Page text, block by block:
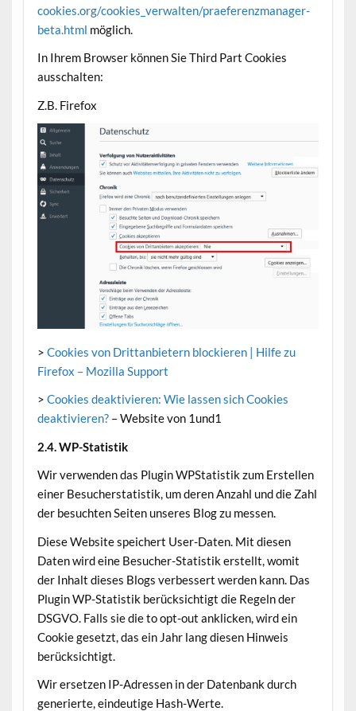
cookies.org/cookies_verwalten/praeferenzmanager-
beta.html möglich.
In Ihrem Browser können Sie Third Part Cookies
ausschalten:
Z.B. Firefox
> Cookies von Drittanbietern blockieren | Hilfe zu
Firefox – Mozilla Support
> Cookies deaktivieren: Wie lassen sich Cookies
deaktivieren?– Website von 1und1
2.4. WP-Statistik
Wir verwenden das Plugin WPStatistik zum Erstellen
einer Besucherstatistik, um deren Anzahl und die Zahl
der besuchten Seiten unseres Blog zu messen.
Diese Website speichert User-Daten. Mit diesen
Daten wird eine Besucher-Statistik erstellt, womit
der Inhalt dieses Blogs verbessert werden kann. Das
Plugin WP-Statistik berücksichtigt die Regeln der
DSGVO. Falls sie die to opt-out anklicken, wird ein
Cookie gesetzt, das ein Jahr lang diesen Hinweis
berücksichtigt.
Wir ersetzen IP-Adressen in der Datenbank durch
generierte, eindeutige Hash-Werte.